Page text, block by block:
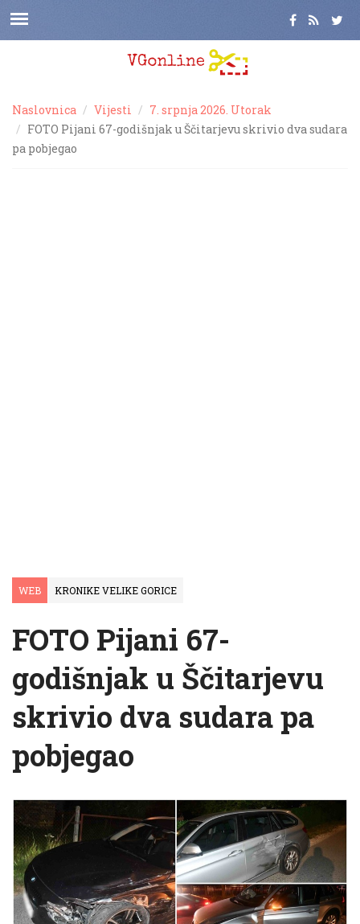
Naslovnica Vijesti
7. srpnja 2026. Utorak
FOTO Pijani 67-godišnjak u Ščitarjevu skrivio dva sudara
pa pobjegao
WEB KRONIKE VELIKE GORICE
FOTO Pijani 67-
godišnjak u Ščitarjevu
skrivio dva sudara pa
pobjegao